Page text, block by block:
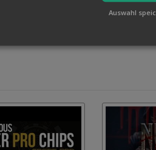
Erklärung.
Auswahl